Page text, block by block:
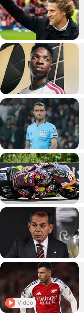
Video